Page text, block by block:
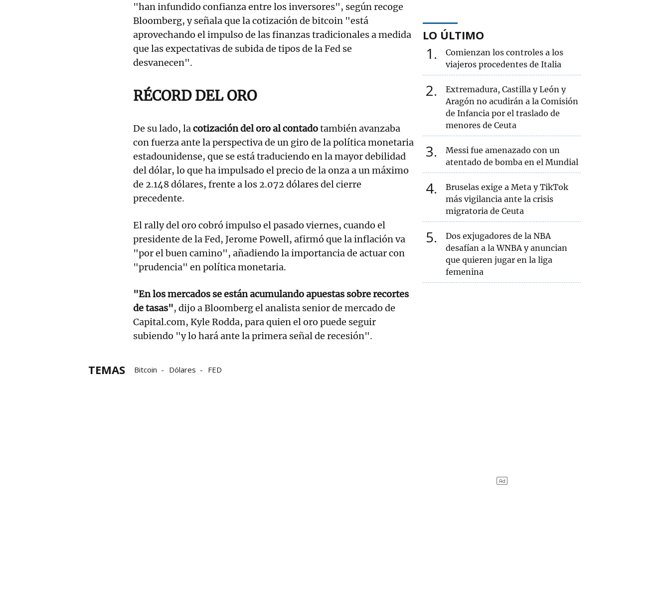
"han infundido confianza entre los inversores", según recoge
Bloomberg, y señala que la cotización de bitcoin "está
aprovechando el impulso de las finanzas tradicionales a medida
que las expectativas de subida de tipos de la Fed se
desvanecen".
RÉCORD DEL ORO
De su lado, lacotización del oro al contadotambién avanzaba
con fuerza ante la perspectiva de un giro de la política monetaria
estadounidense, que se está traduciendo en la mayor debilidad
del dólar, lo que ha impulsado el precio de la onza a un máximo
de 2.148 dólares, frente a los 2.072 dólares del cierre
precedente.
El rally del oro cobró impulso el pasado viernes, cuando el
presidente de la Fed, Jerome Powell, afirmó que la inflación va
"por el buen camino", añadiendo la importancia de actuar con
"prudencia" en política monetaria.
"En los mercados se están acumulando apuestas sobre recortes
de tasas", dijo a Bloomberg el analista senior de mercado de
Capital.com, Kyle Rodda, para quien el oro puede seguir
subiendo "y lo hará ante la primera señal de recesión".
TEMAS Bitcoin Dólares FED
LO ÚLTIMO
1
Comienzan los controles a los
viajeros procedentes de Italia
2
Extremadura, Castilla y León y
Aragón no acudirán a la Comisión
de Infancia por el traslado de
menores de Ceuta
3
Messi fue amenazado con un
atentado de bomba en el Mundial
4
Bruselas exige a Meta y TikTok
más vigilancia ante la crisis
migratoria de Ceuta
5
Dos exjugadores de la NBA
desafían a la WNBA y anuncian
que quieren jugar en la liga
femenina